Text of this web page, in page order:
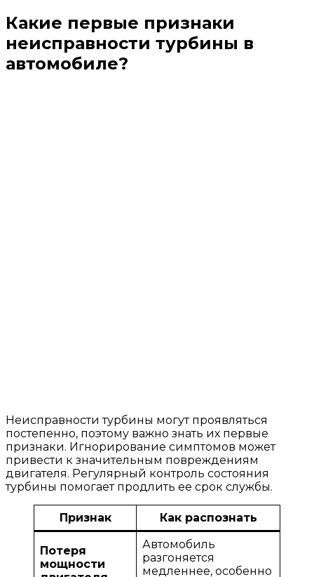
Какие первые признаки
неисправности турбины в
автомобиле?
Неисправности турбины могут проявляться
постепенно, поэтому важно знать их первые
признаки. Игнорирование симптомов может
привести к значительным повреждениям
двигателя. Регулярный контроль состояния
турбины помогает продлить ее срок службы.
Признак Как распознать
Потеря
мощности
Автомобиль
разгоняется
медленнее, особенно